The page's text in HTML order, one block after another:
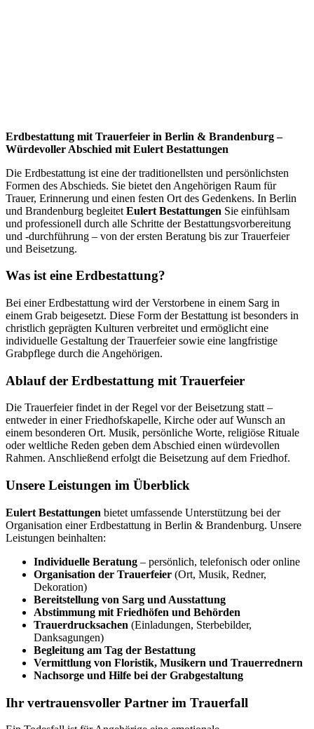
Erdbestattung mit Trauerfeier in Berlin & Brandenburg –
Würdevoller Abschied mit Eulert Bestattungen
Die Erdbestattung ist eine der traditionellsten und persönlichsten
Formen des Abschieds. Sie bietet den Angehörigen Raum für
Trauer, Erinnerung und einen festen Ort des Gedenkens. In Berlin
und Brandenburg begleitet Eulert Bestattungen Sie einfühlsam
und professionell durch alle Schritte der Bestattungsvorbereitung
und -durchführung – von der ersten Beratung bis zur Trauerfeier
und Beisetzung.
Was ist eine Erdbestattung?
Bei einer Erdbestattung wird der Verstorbene in einem Sarg in
einem Grab beigesetzt. Diese Form der Bestattung ist besonders in
christlich geprägten Kulturen verbreitet und ermöglicht eine
individuelle Gestaltung der Trauerfeier sowie eine langfristige
Grabpflege durch die Angehörigen.
Ablauf der Erdbestattung mit Trauerfeier
Die Trauerfeier findet in der Regel vor der Beisetzung statt –
entweder in einer Friedhofskapelle, Kirche oder auf Wunsch an
einem besonderen Ort. Musik, persönliche Worte, religiöse Rituale
oder weltliche Reden geben dem Abschied einen würdevollen
Rahmen. Anschließend erfolgt die Beisetzung auf dem Friedhof.
Unsere Leistungen im Überblick
Eulert Bestattungen bietet umfassende Unterstützung bei der
Organisation einer Erdbestattung in Berlin & Brandenburg. Unsere
Leistungen beinhalten:
Individuelle Beratung – persönlich, telefonisch oder online
Organisation der Trauerfeier (Ort, Musik, Redner,
Dekoration)
Bereitstellung von Sarg und Ausstattung
Abstimmung mit Friedhöfen und Behörden
Trauerdrucksachen (Einladungen, Sterbebilder,
Danksagungen)
Begleitung am Tag der Bestattung
Vermittlung von Floristik, Musikern und Trauerrednern
Nachsorge und Hilfe bei der Grabgestaltung
Ihr vertrauensvoller Partner im Trauerfall